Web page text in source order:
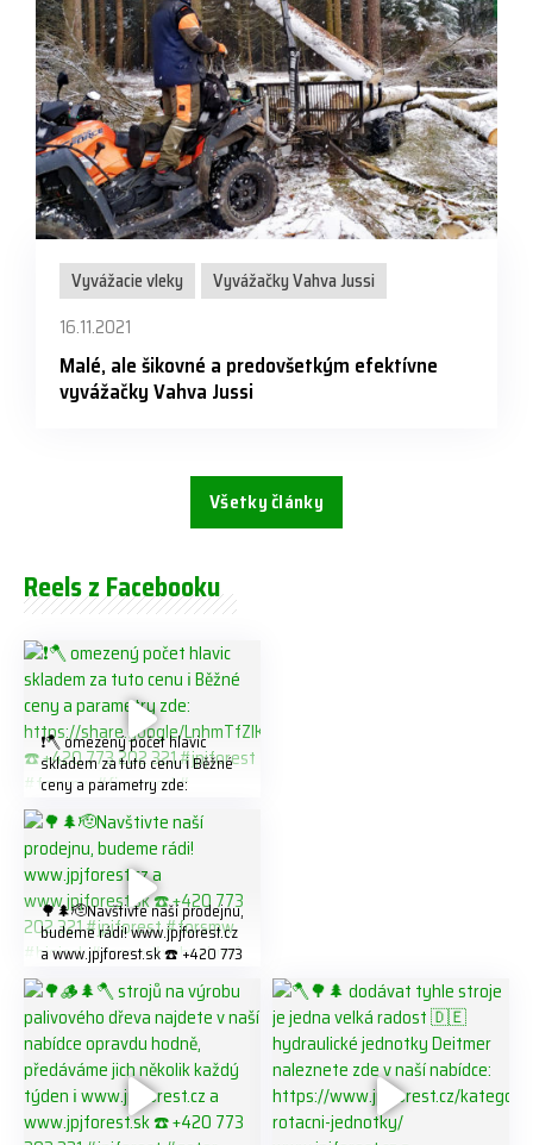
Vyvážacie vleky
Vyvážačky Vahva Jussi
16.11.2021
Malé, ale šikovné a predovšetkým efektívne
vyvážačky Vahva Jussi
Všetky články
Reels z Facebooku
❗️🪓 omezený počet hlavic
skladem za tuto cenu ℹ️ Běžné
ceny a parametry zde:
https://share.google/LnhmTfZl
K8W5t7i6o ☎️ +420 773 202
321 #jpjforest #forsmw
#firewood #
🌳🌲🫡Navštivte naší prodejnu,
budeme rádi! www.jpjforest.cz
a www.jpjforest.sk ☎️ +420 773
202 321 #jpjforest #forsmw
#biojack #regon #vahvajussi